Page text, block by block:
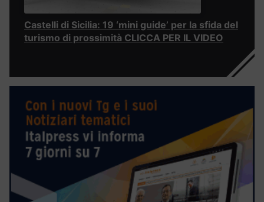
Castelli di Sicilia: 19 ‘mini guide’ per la sfida del
turismo di prossimità CLICCA PER IL VIDEO